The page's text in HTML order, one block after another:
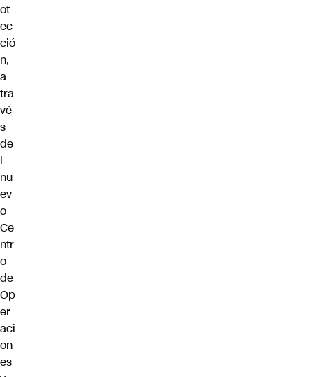
ot
ec
ció
n,
a
tra
vé
s
de
l
nu
ev
o
Ce
ntr
o
de
Op
er
aci
on
es